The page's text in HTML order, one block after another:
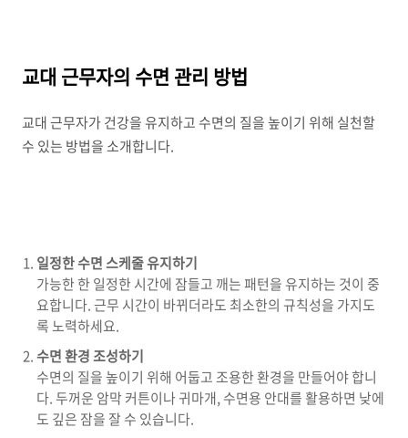
교대 근무자의 수면 관리 방법
교대 근무자가 건강을 유지하고 수면의 질을 높이기 위해 실천할
수 있는 방법을 소개합니다.
일정한 수면 스케줄 유지하기
가능한 한 일정한 시간에 잠들고 깨는 패턴을 유지하는 것이 중
요합니다. 근무 시간이 바뀌더라도 최소한의 규칙성을 가지도
록 노력하세요.
수면 환경 조성하기
수면의 질을 높이기 위해 어둡고 조용한 환경을 만들어야 합니
다. 두꺼운 암막 커튼이나 귀마개, 수면용 안대를 활용하면 낮에
도 깊은 잠을 잘 수 있습니다.